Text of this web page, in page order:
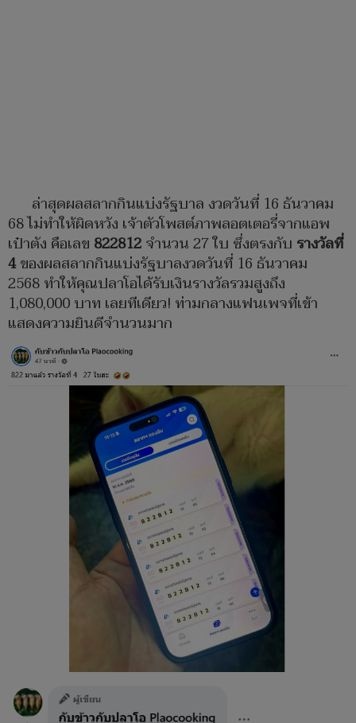
ล่าสุดผลสลากกินแบ่งรัฐบาล งวดวันที่ 16 ธันวาคม
68 ไม่ทำให้ผิดหวัง เจ้าตัวโพสต์ภาพลอตเตอรี่จากแอพ
เป๋าตัง คือเลข 822812จำนวน 27 ใบ ซึ่งตรงกับ รางวัลที่
4ของผลสลากกินแบ่งรัฐบาลงวดวันที่ 16 ธันวาคม
2568 ทำให้คุณปลาโอได้รับเงินรางวัลรวมสูงถึง
1,080,000 บาท เลยทีเดียว! ท่ามกลางแฟนเพจที่เข้า
แสดงความยินดีจำนวนมาก